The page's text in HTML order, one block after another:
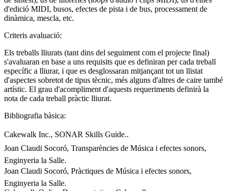
d'edició MIDI, busos, efectes de pista i de bus, processament de
dinàmica, mescla, etc.
Criteris avaluació:
Els treballs lliurats (tant dins del seguiment com el projecte final)
s'avaluaran en base a uns requisits que es definiran per cada treball
específic a lliurar, i que es desglossaran mitjançant tot un llistat
d'aspectes sobretot de tipus tècnic, més alguns d'altres de caire també
artístic. El grau d'acompliment d'aquests requeriments definirà la
nota de cada treball pràctic lliurat.
Bibliografia bàsica:
Cakewalk Inc., SONAR Skills Guide..
Joan Claudi Socoró, Transparències de Música i efectes sonors,
Enginyeria la Salle.
Joan Claudi Socoró, Pràctiques de Música i efectes sonors,
Enginyeria la Salle.